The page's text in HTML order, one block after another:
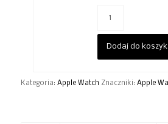
Dodaj do
Kategoria: Apple Watch Znaczniki: Apple